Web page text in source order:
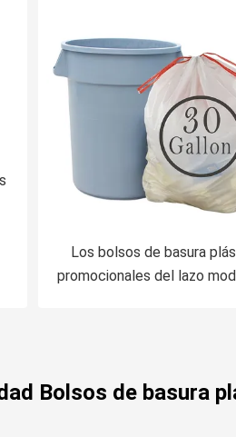
Los bolsos de basura
promocionales del lazo
Bolsos de basura